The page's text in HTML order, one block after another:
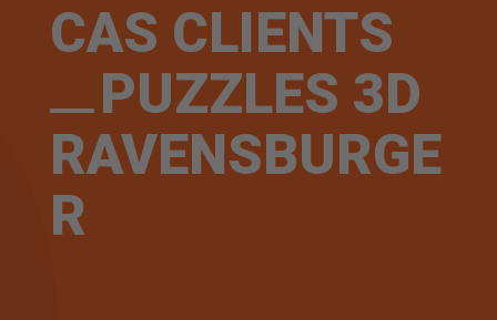
CAS CLIENTS
PUZZLES 3D
RAVENSBURGE
R